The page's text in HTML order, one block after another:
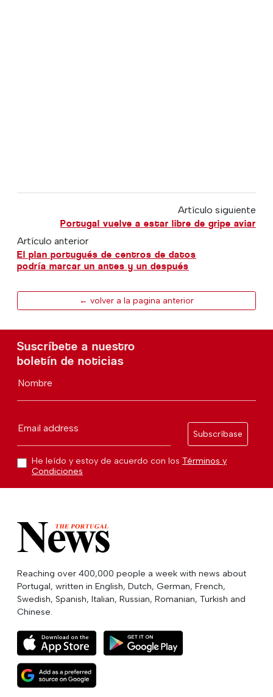
Artículo siguiente
Portugal vuelve a estar libre de gripe aviar
Artículo anterior
El plan portugués de centros de datos
podría marcar un antes y un después
← volver a la pagina anterior
Suscríbete a nuestro
boletín de noticias
Nombre
Email address
Subscríbase
He leído y estoy de acuerdo con los Términos y
Condiciones
Reaching over 400,000 people a week with news about
Portugal, written in English, Dutch, German, French,
Swedish, Spanish, Italian, Russian, Romanian, Turkish and
Chinese.